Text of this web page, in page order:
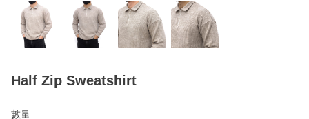
Half Zip Sweatshirt
數量